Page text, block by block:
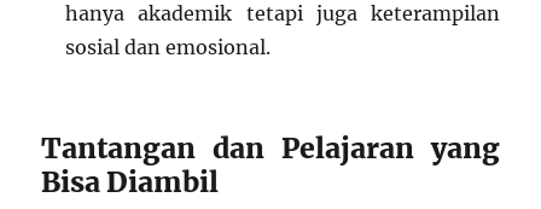
hanya akademik tetapi juga keterampilan
sosial dan emosional.
Tantangan dan Pelajaran yang
Bisa Diambil